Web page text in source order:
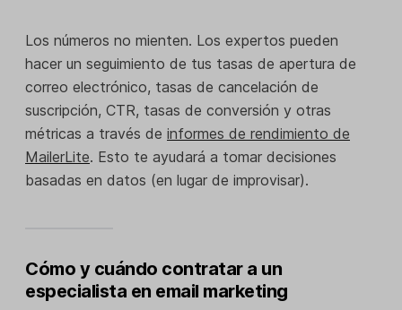
Los números no mienten. Los expertos pueden
hacer un seguimiento de tus tasas de apertura de
correo electrónico, tasas de cancelación de
suscripción, CTR, tasas de conversión y otras
métricas a través de informes de rendimiento de
MailerLite. Esto te ayudará a tomar decisiones
basadas en datos (en lugar de improvisar).
Cómo y cuándo contratar a un
especialista en email marketing